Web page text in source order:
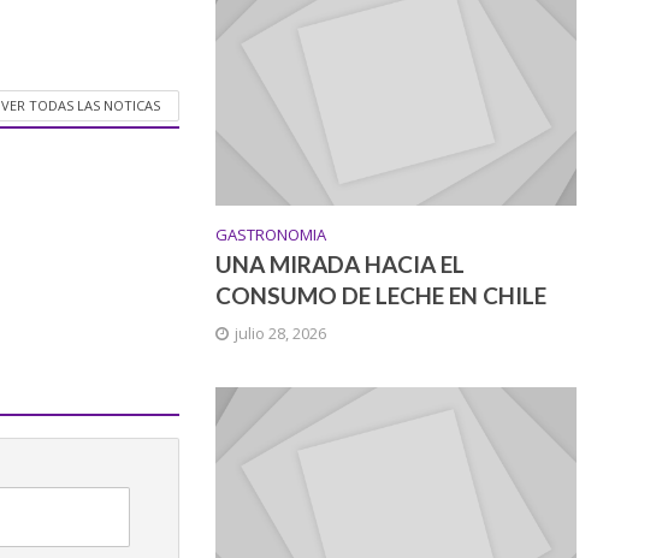
VER TODAS LAS NOTICAS
GASTRONOMIA
UNA MIRADA HACIA EL
CONSUMO DE LECHE EN CHILE
julio 28, 2026